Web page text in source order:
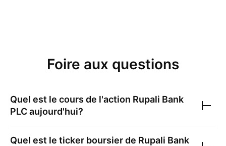
Foire aux questions
Quel est le cours de l'action Rupali Bank
PLCaujourd'hui?
Quel est le ticker boursier de Rupali Bank